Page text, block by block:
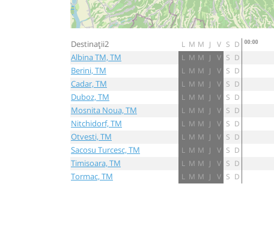
Destinații2 L M M J V S D
Albina TM, TM L M M J V S D
Berini, TM L M M J V S D
Cadar, TM L M M J V S D
Duboz, TM L M M J V S D
Mosnita Noua, TM L M M J V S D
Nitchidorf, TM L M M J V S D
Otvesti, TM L M M J V S D
Sacosu Turcesc, TM L M M J V S D
Timisoara, TM L M M J V S D
Tormac, TM L M M J V S D